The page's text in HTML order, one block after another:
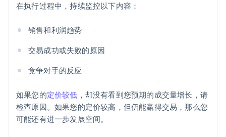
在执行过程中，持续监控以下内容：
销售和利润趋势
交易成功或失败的原因
竞争对手的反应
如果您的定价较低 ，却没有看到您预期的成交量增长，请
检查原因。如果您的定价较高，但仍能赢得交易，那么您
可能还有进一步发展空间。